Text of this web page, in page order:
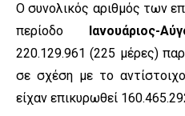
Ο συνολικός αριθμός των
περίοδο Ιανουάριος-
220.129.961 (225 μέρες)
σε σχέση με το
είχαν επικυρωθεί